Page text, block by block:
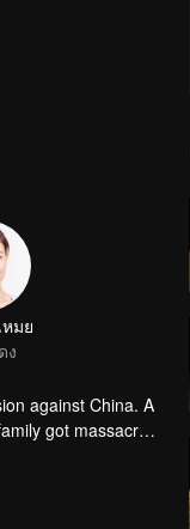
หมย
ง
against China. A
got massacred
skills and